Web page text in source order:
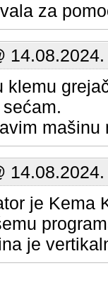
za
klemu
je Kema
je